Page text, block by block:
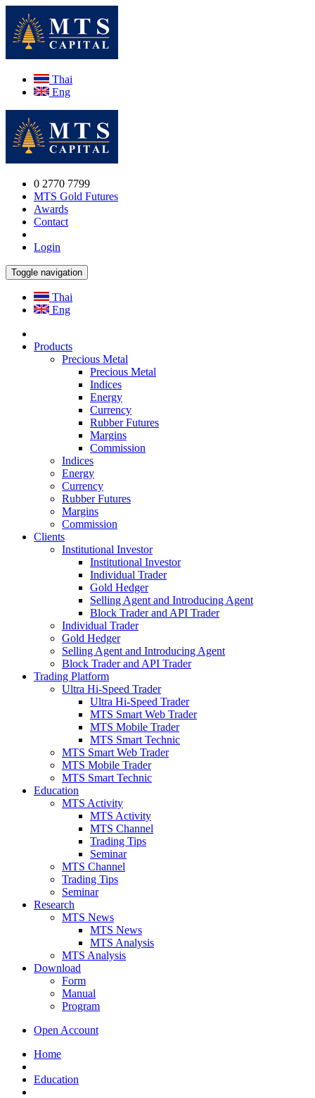
Thai
Eng
0 2770 7799
MTS Gold Futures
Awards
Contact
Login
Toggle navigation
Thai
Eng
Products
Precious Metal
Precious Metal
Indices
Energy
Currency
Rubber Futures
Margins
Commission
Indices
Energy
Currency
Rubber Futures
Margins
Commission
Clients
Institutional Investor
Institutional Investor
Individual Trader
Gold Hedger
Selling Agent and Introducing Agent
Block Trader and API Trader
Individual Trader
Gold Hedger
Selling Agent and Introducing Agent
Block Trader and API Trader
Trading Platform
Ultra Hi-Speed Trader
Ultra Hi-Speed Trader
MTS Smart Web Trader
MTS Mobile Trader
MTS Smart Technic
MTS Smart Web Trader
MTS Mobile Trader
MTS Smart Technic
Education
MTS Activity
MTS Activity
MTS Channel
Trading Tips
Seminar
MTS Channel
Trading Tips
Seminar
Research
MTS News
MTS News
MTS Analysis
MTS Analysis
Download
Form
Manual
Program
Open Account
Home
Education